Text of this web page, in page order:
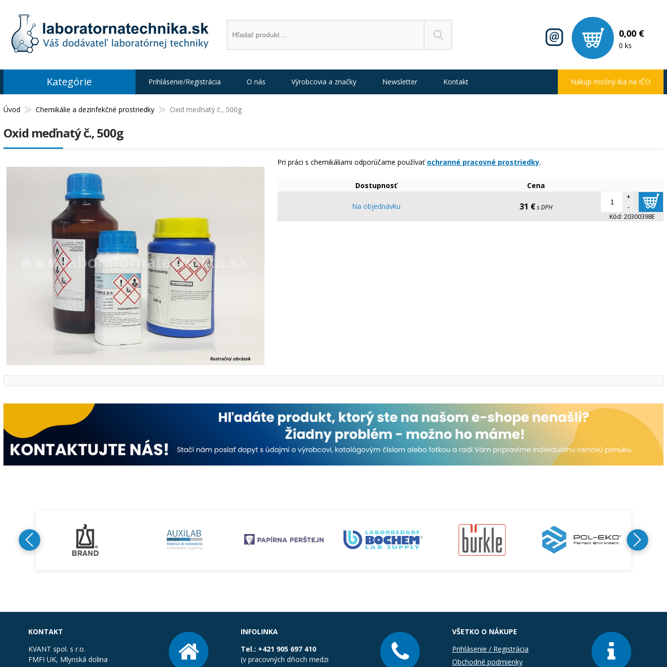
0,00 €
0 ks
Úvod Chemikálie a dezinfekčné prostriedky Oxid meďnatý č., 500g
Oxid meďnatý č., 500g
Pri práci s chemikáliami odporúčame používaťochranné pracovné prostriedky.
Dostupnosť Cena
Na objednávku 31 €s DPH
+
-
Kód: 20300398E
Kategórie Prihlásenie/Registrácia O nás Výrobcovia a značky Newsletter Kontakt Nákup možný iba na IČO
KONTAKT
KVANT spol. s r.o.
FMFI UK, Mlynská dolina
INFOLINKA
Tel.: +421 905 697 410
(v pracovných dňoch medzi
VŠETKO O NÁKUPE
Prihlásenie / Registrácia
Obchodné podmienky